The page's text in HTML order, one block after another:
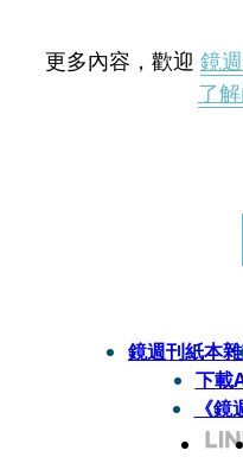
更多內容，歡迎 鏡
了
鏡週刊紙本
下載
《